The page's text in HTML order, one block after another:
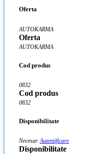
Oferta
AUTOKARMA
Oferta
AUTOKARMA
Cod produs
0832
Cod produs
0832
Disponibilitate
Necesar Autentificare
Disponibilitate